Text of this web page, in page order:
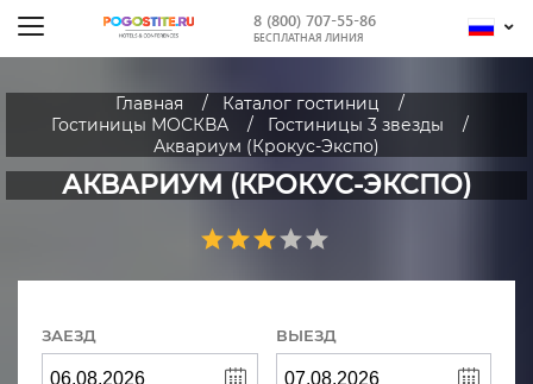
8 (800) 707-55-86
БЕСПЛАТНАЯ ЛИНИЯ
Главная
Каталог гостиниц
Гостиницы МОСКВА
Гостиницы 3 звезды
Аквариум (Крокус-Экспо)
АКВАРИУМ (КРОКУС-ЭКСПО)
ЗАЕЗД ВЫЕЗД